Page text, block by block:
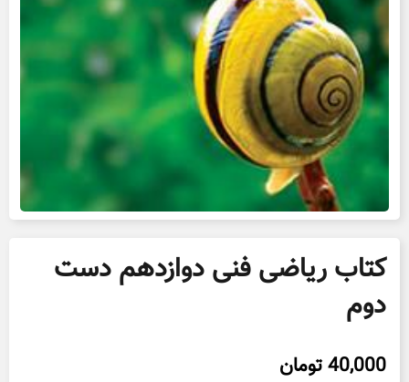
کتاب ریاضی فنی دوازدهم دست
دوم
40,000تومان